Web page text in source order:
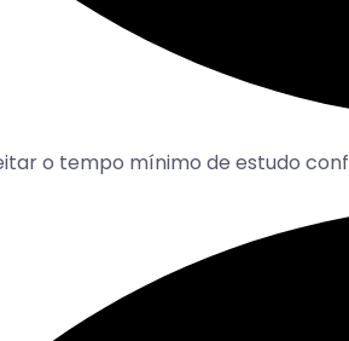
o tempo mínimo de estudo